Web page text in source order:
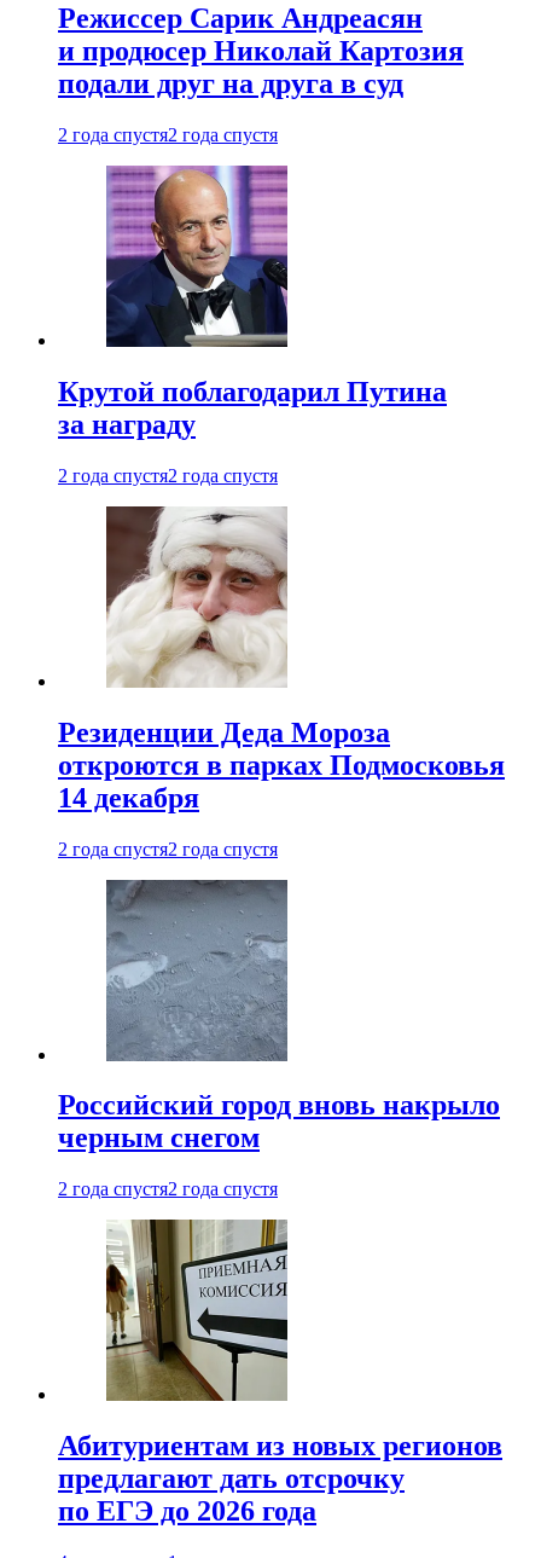
Режиссер Сарик Андреасян
и продюсер Николай Картозия
подали друг на друга в суд
2 года спустя2 года спустя
Крутой поблагодарил Путина
за награду
2 года спустя2 года спустя
Резиденции Деда Мороза
откроются в парках Подмосковья
14 декабря
2 года спустя2 года спустя
Российский город вновь накрыло
черным снегом
2 года спустя2 года спустя
Абитуриентам из новых регионов
предлагают дать отсрочку
по ЕГЭ до 2026 года